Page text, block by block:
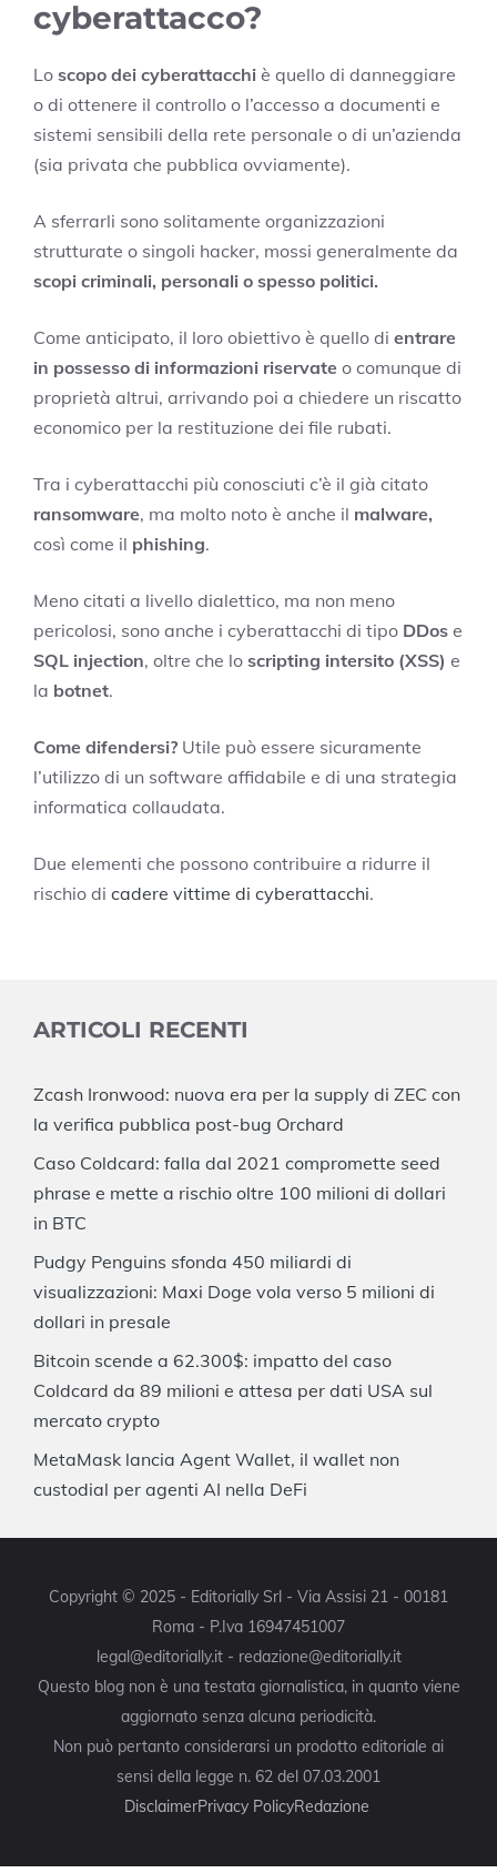
cyberattacco?
Lo scopo dei cyberattacchi è quello di danneggiare
o di ottenere il controllo o l’accesso a documenti e
sistemi sensibili della rete personale o di un’azienda
(sia privata che pubblica ovviamente).
A sferrarli sono solitamente organizzazioni
strutturate o singoli hacker, mossi generalmente da
scopi criminali, personali o spesso politici.
Come anticipato, il loro obiettivo è quello di entrare
in possesso di informazioni riservate o comunque di
proprietà altrui, arrivando poi a chiedere un riscatto
economico per la restituzione dei file rubati.
Tra i cyberattacchi più conosciuti c’è il già citato
ransomware, ma molto noto è anche il malware,
così come il phishing.
Meno citati a livello dialettico, ma non meno
pericolosi, sono anche i cyberattacchi di tipo DDos e
SQL injection, oltre che lo scripting intersito (XSS) e
la botnet.
Come difendersi? Utile può essere sicuramente
l’utilizzo di un software affidabile e di una strategia
informatica collaudata.
Due elementi che possono contribuire a ridurre il
rischio di cadere vittime di cyberattacchi.
ARTICOLI RECENTI
Zcash Ironwood: nuova era per la supply di ZEC con
la verifica pubblica post-bug Orchard
Caso Coldcard: falla dal 2021 compromette seed
phrase e mette a rischio oltre 100 milioni di dollari
in BTC
Pudgy Penguins sfonda 450 miliardi di
visualizzazioni: Maxi Doge vola verso 5 milioni di
dollari in presale
Bitcoin scende a 62.300$: impatto del caso
Coldcard da 89 milioni e attesa per dati USA sul
mercato crypto
MetaMask lancia Agent Wallet, il wallet non
custodial per agenti AI nella DeFi
Copyright © 2025 - Editorially Srl - Via Assisi 21 - 00181
Roma - P.Iva 16947451007
legal@editorially.it - redazione@editorially.it
Questo blog non è una testata giornalistica, in quanto viene
aggiornato senza alcuna periodicità.
Non può pertanto considerarsi un prodotto editoriale ai
sensi della legge n. 62 del 07.03.2001
DisclaimerPrivacy PolicyRedazione